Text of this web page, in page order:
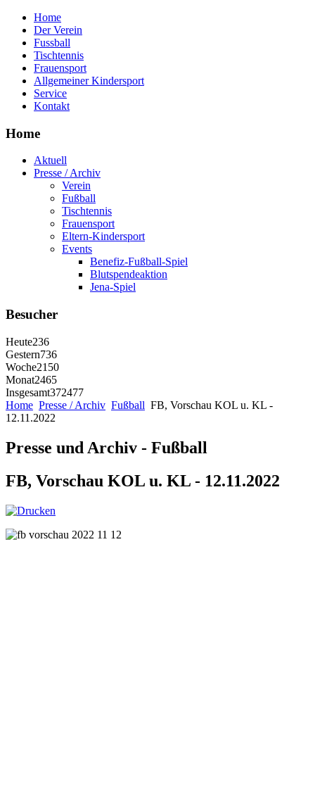
Home
Der Verein
Fussball
Tischtennis
Frauensport
Allgemeiner Kindersport
Service
Kontakt
Home
Aktuell
Presse / Archiv
Verein
Fußball
Tischtennis
Frauensport
Eltern-Kindersport
Events
Benefiz-Fußball-Spiel
Blutspendeaktion
Jena-Spiel
Besucher
Heute236
Gestern736
Woche2150
Monat2465
Insgesamt372477
Home Presse / Archiv Fußball FB, Vorschau KOL u. KL -
12.11.2022
Presse und Archiv - Fußball
FB, Vorschau KOL u. KL - 12.11.2022